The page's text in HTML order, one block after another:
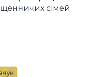
сімей